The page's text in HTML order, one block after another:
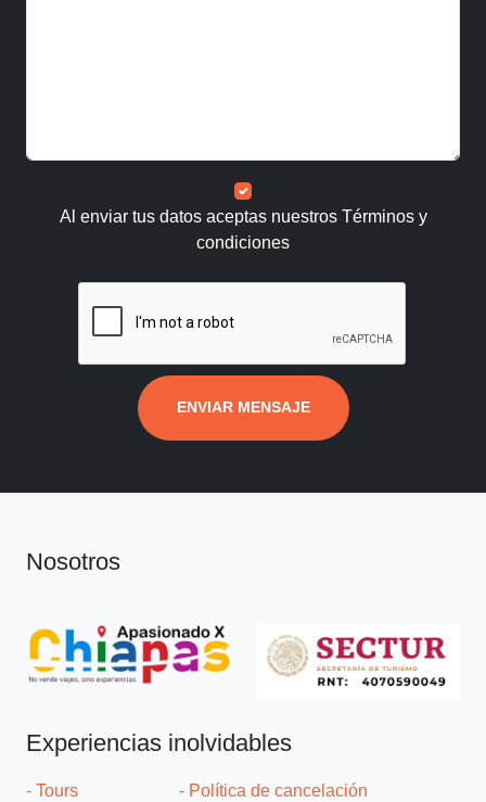
Al enviar tus datos aceptas nuestros Términos y
condiciones
ENVIAR MENSAJE
Nosotros
Experiencias inolvidables
- Tours
- Política de cancelación